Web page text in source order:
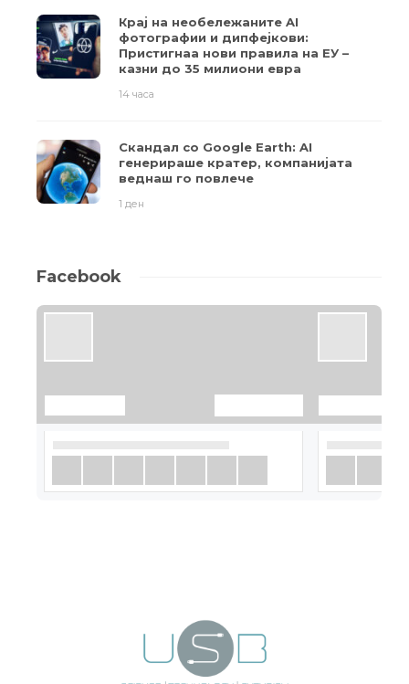
Крај на необележаните AI
фотографии и дипфејкови:
Пристигнаа нови правила на ЕУ –
казни до 35 милиони евра
14 часа
Скандал со Google Earth: AI
генерираше кратер, компанијата
веднаш го повлече
1 ден
Facebook